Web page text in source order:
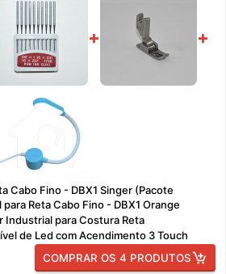
+ +
Cabo Fino - DBX1 Singer (Pacote
Reta Cabo Fino - DBX1 Orange
Industrial para Costura Reta
de Led com Acendimento 3 Touch
COMPRAR OS 4 PRODUTOS